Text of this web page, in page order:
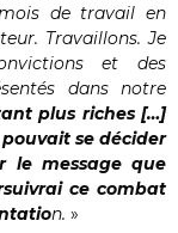
de travail en
Travaillons. Je
et des
dans notre
plus riches […]
se décider
le message que
ce combat
n. »